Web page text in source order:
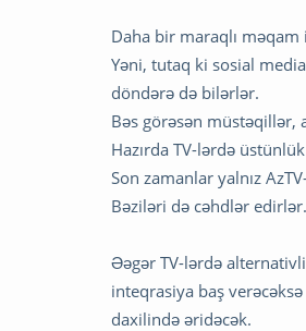
Daha bir maraqlı
Yəni, tutaq ki sosial
döndərə də bilərlər.
Bəs görəsən müstəqillər,
Hazırda TV-lərdə
Son zamanlar yalnız
Bəziləri də cəhdlər edirlər.
Əəgər TV-lərdə
inteqrasiya baş
daxilində əridəcək.